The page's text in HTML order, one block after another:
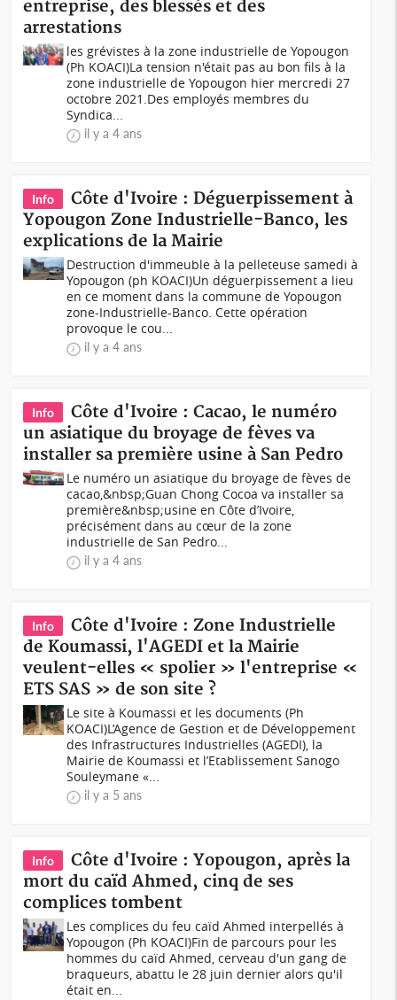
entreprise, des blessés et des
arrestations
les grévistes à la zone industrielle de Yopougon
(Ph KOACI)La tension n'était pas au bon fils à la
zone industrielle de Yopougon hier mercredi 27
octobre 2021.Des employés membres du
Syndica...
il y a 4 ans
Info
Côte d'Ivoire : Déguerpissement à
Yopougon Zone Industrielle-Banco, les
explications de la Mairie
Destruction d'immeuble à la pelleteuse samedi à
Yopougon (ph KOACI)Un déguerpissement a lieu
en ce moment dans la commune de Yopougon
zone-Industrielle-Banco. Cette opération
provoque le cou...
il y a 4 ans
Info
Côte d'Ivoire : Cacao, le numéro
un asiatique du broyage de fèves va
installer sa première usine à San Pedro
Le numéro un asiatique du broyage de fèves de
cacao,&nbsp;Guan Chong Cocoa va installer sa
première&nbsp;usine en Côte d’Ivoire,
précisément dans au cœur de la zone
industrielle de San Pedro...
il y a 4 ans
Info
Côte d'Ivoire : Zone Industrielle
de Koumassi, l'AGEDI et la Mairie
veulent-elles « spolier » l'entreprise «
ETS SAS » de son site ?
Le site à Koumassi et les documents (Ph
KOACI)L’Agence de Gestion et de Développement
des Infrastructures Industrielles (AGEDI), la
Mairie de Koumassi et l’Etablissement Sanogo
Souleymane «...
il y a 5 ans
Info
Côte d'Ivoire : Yopougon, après la
mort du caïd Ahmed, cinq de ses
complices tombent
Les complices du feu caïd Ahmed interpellés à
Yopougon (Ph KOACI)Fin de parcours pour les
hommes du caïd Ahmed, cerveau d'un gang de
braqueurs, abattu le 28 juin dernier alors qu'il
était en...